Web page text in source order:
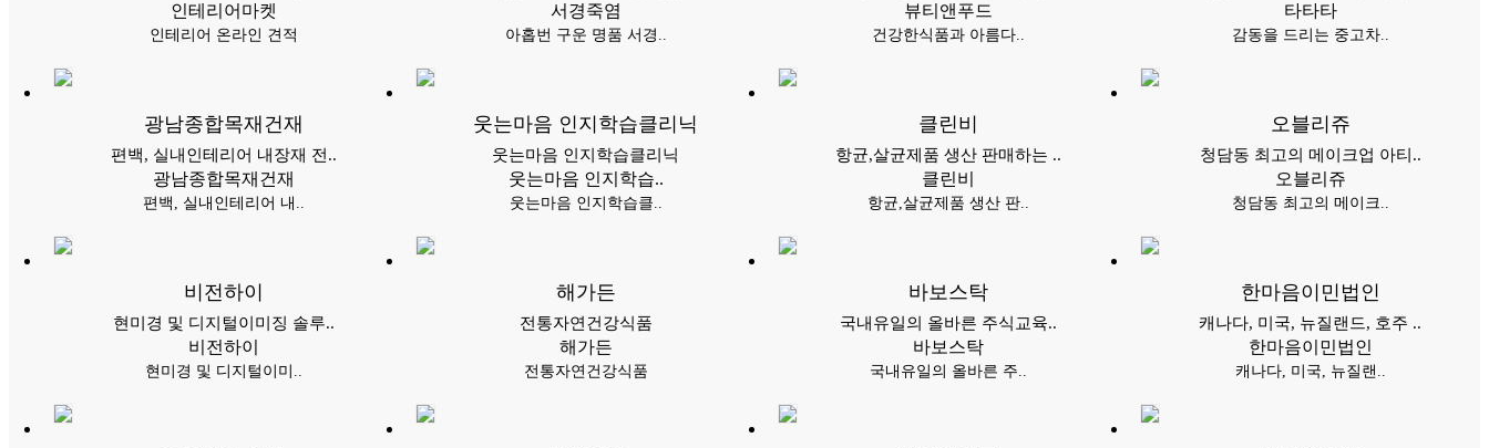
인테리어마켓
인테리어 온라인 견적
서경죽염
아홉번 구운 명품 서경..
뷰티앤푸드
건강한식품과 아름다..
타타타
감동을 드리는 중고차..
광남종합목재건재
편백, 실내인테리어 내장재 전..
광남종합목재건재
편백, 실내인테리어 내..
웃는마음 인지학습클리닉
웃는마음 인지학습클리닉
웃는마음 인지학습..
웃는마음 인지학습클..
클린비
항균,살균제품 생산 판매하는 ..
클린비
항균,살균제품 생산 판..
오블리쥬
청담동 최고의 메이크업 아티..
오블리쥬
청담동 최고의 메이크..
비전하이
현미경 및 디지털이미징 솔루..
비전하이
현미경 및 디지털이미..
해가든
전통자연건강식품
해가든
전통자연건강식품
바보스탁
국내유일의 올바른 주식교육..
바보스탁
국내유일의 올바른 주..
한마음이민법인
캐나다, 미국, 뉴질랜드, 호주 ..
한마음이민법인
캐나다, 미국, 뉴질랜..